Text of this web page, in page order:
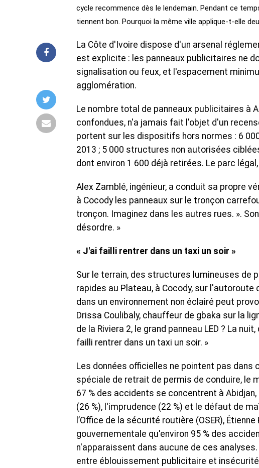
cycle recommence dès le lendemain. Pendant ce
tiennent bon. Pourquoi la même ville applique-t-elle
La Côte d'Ivoire dispose d'un arsenal
est explicite : les panneaux publicitaires ne
signalisation ou feux, et l'espacement
agglomération.
Le nombre total de panneaux publicitaires à
confondues, n'a jamais fait l'objet d'un
portent sur les dispositifs hors normes : 6
2013 ; 5 000 structures non autorisées
dont environ 1 600 déjà retirées. Le parc
Alex Zamblé, ingénieur, a conduit sa propre
à Cocody les panneaux sur le tronçon
tronçon. Imaginez dans les autres rues. ».
désordre. »
« J'ai failli rentrer dans un taxi un soir »
Sur le terrain, des structures lumineuses de
rapides au Plateau, à Cocody, sur
dans un environnement non éclairé peut
Drissa Coulibaly, chauffeur de gbaka sur la
de la Riviera 2, le grand panneau LED ? La
failli rentrer dans un taxi un soir. »
Les données officielles ne pointent pas
spéciale de retrait de permis de conduire, le
67 % des accidents se concentrent à
(26 %), l'imprudence (22 %) et le défaut de
l’Office de la sécurité routière (OSER),
gouvernementale qu'environ 95 % des
n'apparaissent dans aucune de ces
entre éblouissement publicitaire et